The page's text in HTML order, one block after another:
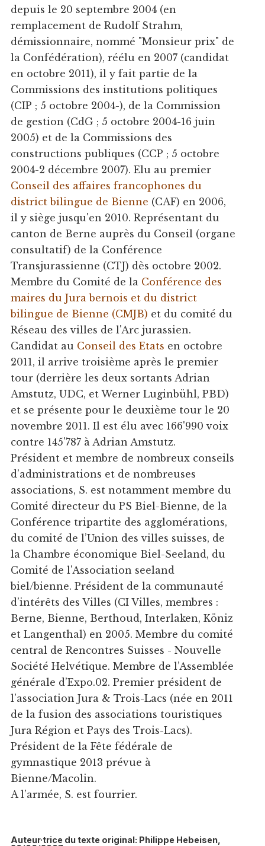
depuis le 20 septembre 2004 (en
remplacement de Rudolf Strahm,
démissionnaire, nommé "Monsieur prix" de
la Confédération), réélu en 2007 (candidat
en octobre 2011), il y fait partie de la
Commissions des institutions politiques
(CIP ; 5 octobre 2004-), de la Commission
de gestion (CdG ; 5 octobre 2004-16 juin
2005) et de la Commissions des
constructions publiques (CCP ; 5 octobre
2004-2 décembre 2007). Elu au premier
Conseil des affaires francophones du
district bilingue de Bienne (CAF) en 2006,
il y siège jusqu'en 2010. Représentant du
canton de Berne auprès du Conseil (organe
consultatif) de la Conférence
Transjurassienne (CTJ) dès octobre 2002.
Membre du Comité de la Conférence des
maires du Jura bernois et du district
bilingue de Bienne (CMJB) et du comité du
Réseau des villes de l'Arc jurassien.
Candidat au Conseil des Etats en octobre
2011, il arrive troisième après le premier
tour (derrière les deux sortants Adrian
Amstutz, UDC, et Werner Luginbühl, PBD)
et se présente pour le deuxième tour le 20
novembre 2011. Il est élu avec 166'990 voix
contre 145'787 à Adrian Amstutz.
Président et membre de nombreux conseils
d’administrations et de nombreuses
associations, S. est notamment membre du
Comité directeur du PS Biel-Bienne, de la
Conférence tripartite des agglomérations,
du comité de l’Union des villes suisses, de
la Chambre économique Biel-Seeland, du
Comité de l'Association seeland
biel/bienne. Président de la communauté
d’intérêts des Villes (CI Villes, membres :
Berne, Bienne, Berthoud, Interlaken, Köniz
et Langenthal) en 2005. Membre du comité
central de Rencontres Suisses - Nouvelle
Société Helvétique. Membre de l’Assemblée
générale d’Expo.02. Premier président de
l'association Jura & Trois-Lacs (née en 2011
de la fusion des associations touristiques
Jura Région et Pays des Trois-Lacs).
Président de la Fête fédérale de
gymnastique 2013 prévue à
Bienne/Macolin.
A l’armée, S. est fourrier.
Auteur·trice du texte original: Philippe Hebeisen,